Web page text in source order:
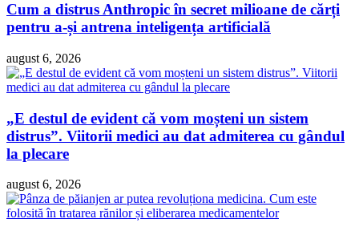
Cum a distrus Anthropic în secret milioane de cărți
pentru a-și antrena inteligența artificială
august 6, 2026
„E destul de evident că vom moșteni un sistem
distrus”. Viitorii medici au dat admiterea cu gândul
la plecare
august 6, 2026